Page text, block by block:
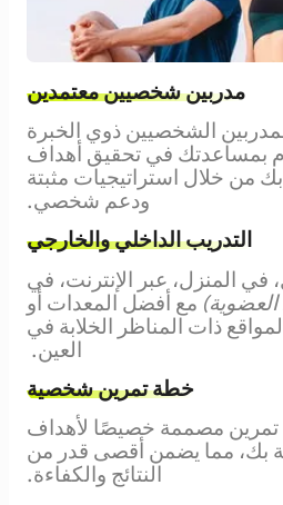
مدربين شخصيين معتمدين
الشخصيين ذوي الخبرة
بمساعدتك في تحقيق أهداف
بك من خلال استراتيجيات مثبتة
ودعم شخصي.
التدريب الداخلي والخارجي
في المنزل، عبر الإنترنت، في
مع أفضل المعدات أو
ذات المناظر الخلابة في
العين.
خطة تمرين شخصية
مصممة خصيصًا لأهداف
بك، مما يضمن أقصى قدر من
النتائج والكفاءة.